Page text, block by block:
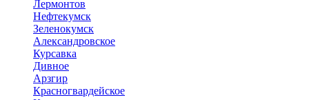
Лермонтов
Нефтекумск
Зеленокумск
Александровское
Курсавка
Дивное
Арзгир
Красногвардейское